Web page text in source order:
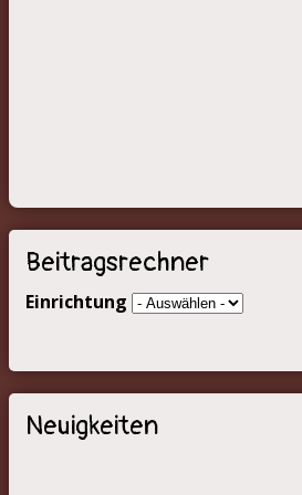
Beitragsrechner
Einrichtung
Neuigkeiten